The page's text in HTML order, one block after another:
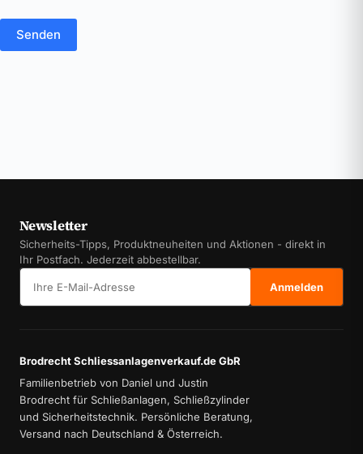
Senden
Newsletter
Sicherheits-Tipps, Produktneuheiten und Aktionen - direkt in
Ihr Postfach. Jederzeit abbestellbar.
Anmelden
Brodrecht Schliessanlagenverkauf.de GbR
Familienbetrieb von Daniel und Justin
Brodrecht für Schließanlagen, Schließzylinder
und Sicherheitstechnik. Persönliche Beratung,
Versand nach Deutschland & Österreich.